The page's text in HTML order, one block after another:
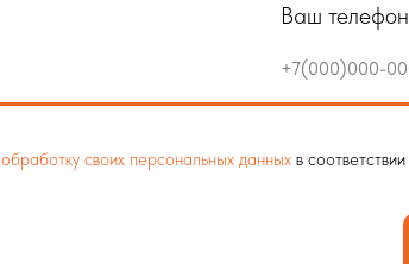
Ваш телефон
обработку своих персональных данных в соответствии